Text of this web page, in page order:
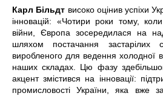
Карл Більдт високо оцінив успіхи
інновацій: «Чотири роки тому,
війни, Європа зосередилася на
шляхом постачання застарілих
виробленого для ведення холодної
наших складах. Цю фазу
акцент змістився на інновації:
промисловості України, яка вже